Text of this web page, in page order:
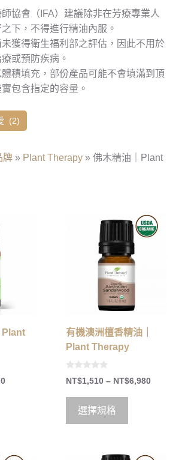
師協會（IFA）建議除非在芳療專業人
下，不得進行精油內服。
獲得衛生福利部之評估，因此不用於
或預防疾病。
積填充，部份產品可能不會填滿到頂
包含指定的容量。
2
牌 » Plant Therapy » 佛木精油｜Plant
Plant
有機澳洲檀香精油｜
Plant Therapy
0
o
t
5
NT$1,510 – NT$6,980
選擇規格